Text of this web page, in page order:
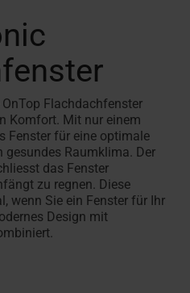
Flachdachfenster
Komfort. Mit nur einem
Fenster für eine optimale
Raumklima. Der
das Fenster
zu regnen. Diese
wenn Sie ein Fenster für Ihr
Design mit